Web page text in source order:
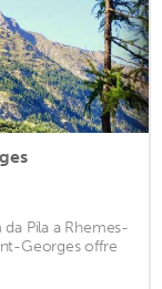
Pila a Rhemes-
Georges offre